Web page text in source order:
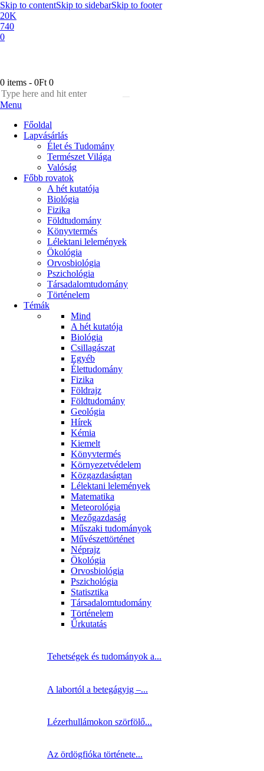
Skip to contentSkip to sidebarSkip to footer
20K
740
0
0 items - 0Ft 0
Menu
Főoldal
Lapvásárlás
Élet és Tudomány
Természet Világa
Valóság
Főbb rovatok
A hét kutatója
Biológia
Fizika
Földtudomány
Könyvtermés
Lélektani lelemények
Ökológia
Orvosbiológia
Pszichológia
Társadalomtudomány
Történelem
Témák
Mind
A hét kutatója
Biológia
Csillagászat
Egyéb
Élettudomány
Fizika
Földrajz
Földtudomány
Geológia
Hírek
Kémia
Kiemelt
Könyvtermés
Környezetvédelem
Közgazdaságtan
Lélektani lelemények
Matematika
Meteorológia
Mezőgazdaság
Műszaki tudományok
Művészettörténet
Néprajz
Ökológia
Orvosbiológia
Pszichológia
Statisztika
Társadalomtudomány
Történelem
Űrkutatás
Tehetségek és tudományok a...
A labortól a betegágyig –...
Lézerhullámokon szörfölő...
Az ördögfióka története...